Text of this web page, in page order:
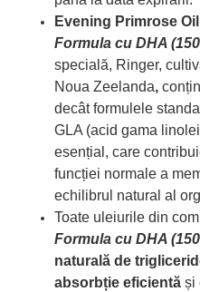
Evening Primrose Oil
Formula cu DHA
specială, Ringer,
Noua Zeelanda,
decât formulele
GLA (acid gama
esențial, care
funcției normale a
echilibrul natural al
Toate uleiurile din
Formula cu DHA
naturală de
absorbție eficientă și